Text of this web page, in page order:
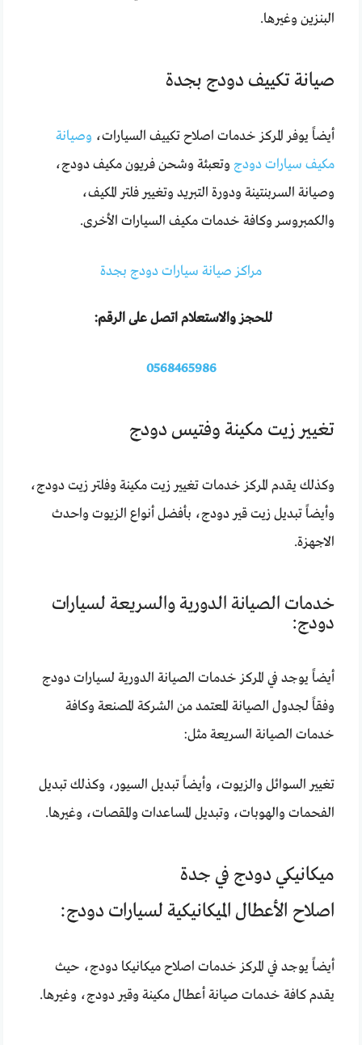
البنزين وغيرها.
صيانة تكييف دودج بجدة
أيضاً يوفر المركز خدمات اصلاح تكييف السيارات، وصيانة
مكيف سيارات دودج وتعبئة وشحن فريون مكيف دودج،
وصيانة السربنتينة ودورة التبريد وتغيير فلتر المكيف،
والكمبروسر وكافة خدمات مكيف السيارات الأخرى.
مراكز صيانة سيارات دودج بجدة
للحجز والاستعلام اتصل على الرقم:
0568465986
تغيير زيت مكينة وفتيس دودج
وكذلك يقدم المركز خدمات تغيير زيت مكينة وفلتر زيت دودج،
وأيضاً تبديل زيت قير دودج، بأفضل أنواع الزيوت واحدث
الاجهزة.
خدمات الصيانة الدورية والسريعة لسيارات
دودج:
أيضاً يوجد في المركز خدمات الصيانة الدورية لسيارات دودج
وفقاً لجدول الصيانة المعتمد من الشركة المصنعة وكافة
خدمات الصيانة السريعة مثل:
تغيير السوائل والزيوت، وأيضاً تبديل السيور، وكذلك تبديل
الفحمات والهوبات، وتبديل المساعدات والمقصات، وغيرها.
ميكانيكي دودج في جدة
اصلاح الأعطال الميكانيكية لسيارات دودج:
أيضاً يوجد في المركز خدمات اصلاح ميكانيكا دودج، حيث
يقدم كافة خدمات صيانة أعطال مكينة وقير دودج، وغيرها.